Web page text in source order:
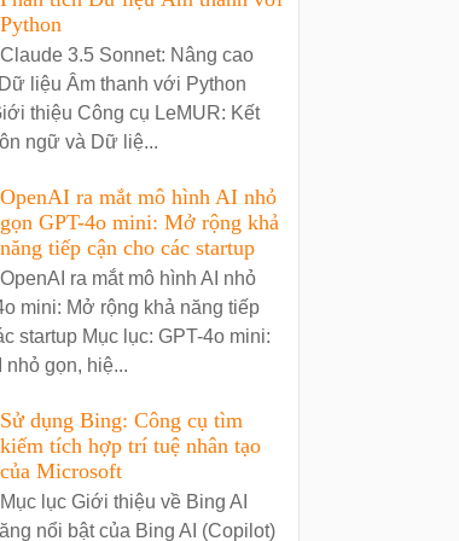
Python
Claude 3.5 Sonnet: Nâng cao
liệu Âm thanh với Python
thiệu Công cụ LeMUR: Kết
ngữ và Dữ liệ...
OpenAI ra mắt mô hình AI nhỏ
gọn GPT-4o mini: Mở rộng khả
năng tiếp cận cho các startup
OpenAI ra mắt mô hình AI nhỏ
mini: Mở rộng khả năng tiếp
startup Mục lục: GPT-4o mini:
nhỏ gọn, hiệ...
Sử dụng Bing: Công cụ tìm
kiếm tích hợp trí tuệ nhân tạo
của Microsoft
Mục lục Giới thiệu về Bing AI
nổi bật của Bing AI (Copilot)